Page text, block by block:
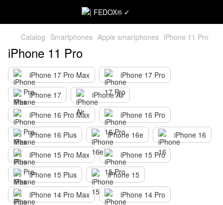
Catalog Smartphones Apple smartphones iPhone 11 Pro
iPhone 11 Pro
iPhone 17 Pro Max
iPhone 17 Pro
iPhone 17
iPhone Air
iPhone 16 Pro Max
iPhone 16 Pro
iPhone 16 Plus
iPhone 16e
iPhone 16
iPhone 15 Pro Max
iPhone 15 Pro
iPhone 15 Plus
iPhone 15
iPhone 14 Pro Max
iPhone 14 Pro